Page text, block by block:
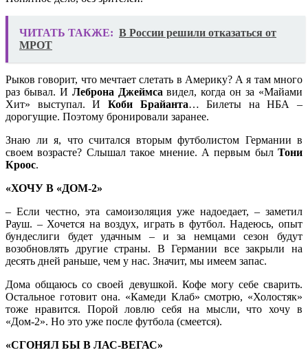
ЧИТАТЬ ТАКЖЕ: В России решили отказаться от
МРОТ
Рыков говорит, что мечтает слетать в Америку? А я там много
раз бывал. И Леброна Джеймса видел, когда он за «Майами
Хит» выступал. И Коби Брайанта… Билеты на НБА –
дорогущие. Поэтому бронировали заранее.
Знаю ли я, что считался вторым футболистом Германии в
своем возрасте? Слышал такое мнение. А первым был Тони
Кроос.
«ХОЧУ В «ДОМ-2»
– Если честно, эта самоизоляция уже надоедает, – заметил
Рауш. – Хочется на воздух, играть в футбол. Надеюсь, опыт
бундеслиги будет удачным – и за немцами сезон будут
возобновлять другие страны. В Германии все закрыли на
десять дней раньше, чем у нас. Значит, мы имеем запас.
Дома общаюсь со своей девушкой. Кофе могу себе сварить.
Остальное готовит она. «Камеди Клаб» смотрю, «Холостяк»
тоже нравится. Порой ловлю себя на мысли, что хочу в
«Дом-2». Но это уже после футбола (смеется).
«СГОНЯЛ БЫ В ЛАС-ВЕГАС»